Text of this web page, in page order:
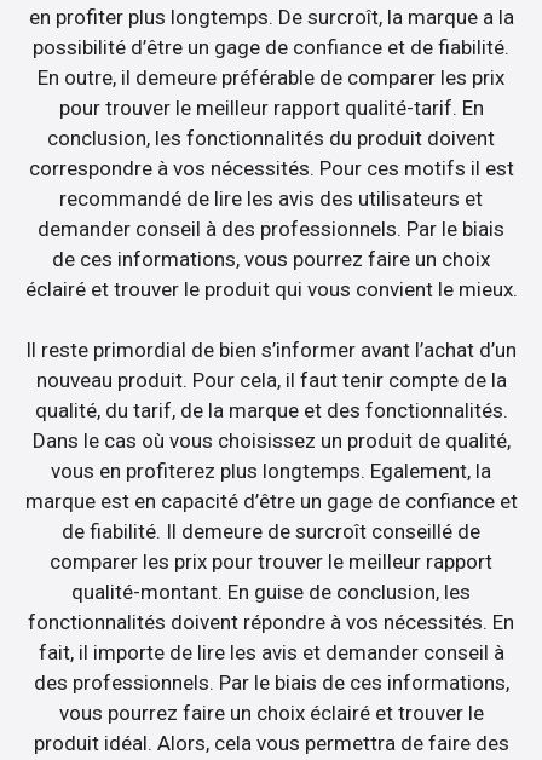
en profiter plus longtemps. De surcroît, la marque a la
possibilité d’être un gage de confiance et de fiabilité.
En outre, il demeure préférable de comparer les prix
pour trouver le meilleur rapport qualité-tarif. En
conclusion, les fonctionnalités du produit doivent
correspondre à vos nécessités. Pour ces motifs il est
recommandé de lire les avis des utilisateurs et
demander conseil à des professionnels. Par le biais
de ces informations, vous pourrez faire un choix
éclairé et trouver le produit qui vous convient le mieux.
Il reste primordial de bien s’informer avant l’achat d’un
nouveau produit. Pour cela, il faut tenir compte de la
qualité, du tarif, de la marque et des fonctionnalités.
Dans le cas où vous choisissez un produit de qualité,
vous en profiterez plus longtemps. Egalement, la
marque est en capacité d’être un gage de confiance et
de fiabilité. Il demeure de surcroît conseillé de
comparer les prix pour trouver le meilleur rapport
qualité-montant. En guise de conclusion, les
fonctionnalités doivent répondre à vos nécessités. En
fait, il importe de lire les avis et demander conseil à
des professionnels. Par le biais de ces informations,
vous pourrez faire un choix éclairé et trouver le
produit idéal. Alors, cela vous permettra de faire des